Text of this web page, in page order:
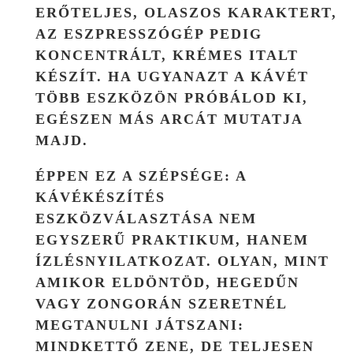
ERŐTELJES, OLASZOS KARAKTERT,
AZ ESZPRESSZÓGÉP PEDIG
KONCENTRÁLT, KRÉMES ITALT
KÉSZÍT. HA UGYANAZT A KÁVÉT
TÖBB ESZKÖZÖN PRÓBÁLOD KI,
EGÉSZEN MÁS ARCÁT MUTATJA
MAJD.
ÉPPEN EZ A SZÉPSÉGE: A
KÁVÉKÉSZÍTÉS
ESZKÖZVÁLASZTÁSA NEM
EGYSZERŰ PRAKTIKUM, HANEM
ÍZLÉSNYILATKOZAT. OLYAN, MINT
AMIKOR ELDÖNTÖD, HEGEDŰN
VAGY ZONGORÁN SZERETNÉL
MEGTANULNI JÁTSZANI:
MINDKETTŐ ZENE, DE TELJESEN